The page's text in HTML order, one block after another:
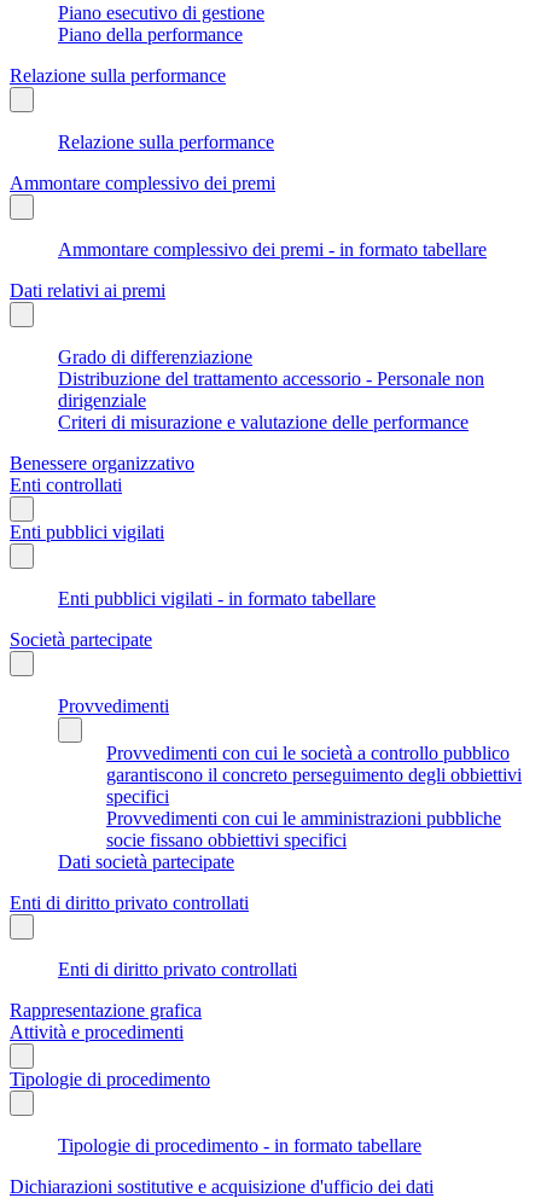
Piano esecutivo di gestione
Piano della performance
Relazione sulla performance
Relazione sulla performance
Ammontare complessivo dei premi
Ammontare complessivo dei premi - in formato tabellare
Dati relativi ai premi
Grado di differenziazione
Distribuzione del trattamento accessorio - Personale non
dirigenziale
Criteri di misurazione e valutazione delle performance
Benessere organizzativo
Enti controllati
Enti pubblici vigilati
Enti pubblici vigilati - in formato tabellare
Società partecipate
Provvedimenti
Provvedimenti con cui le società a controllo pubblico
garantiscono il concreto perseguimento degli obbiettivi
specifici
Provvedimenti con cui le amministrazioni pubbliche
socie fissano obbiettivi specifici
Dati società partecipate
Enti di diritto privato controllati
Enti di diritto privato controllati
Rappresentazione grafica
Attività e procedimenti
Tipologie di procedimento
Tipologie di procedimento - in formato tabellare
Dichiarazioni sostitutive e acquisizione d'ufficio dei dati